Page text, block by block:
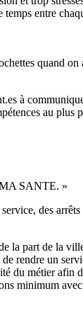
entre
quand
à
au
SANTE. »
des
la part de la
rendre un
du métier
minimum